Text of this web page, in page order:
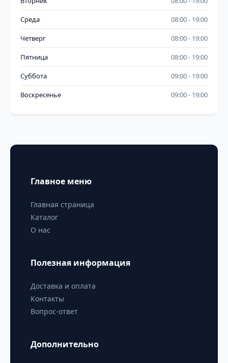
Среда 08:00 19:00
Четверг 08:00 19:00
Пятница 08:00 19:00
Суббота 09:00 19:00
Воскресенье 09:00 19:00
Главное меню
Главная страница
Каталог
О нас
Полезная информация
Доставка и оплата
Контакты
Вопрос-ответ
Дополнительно